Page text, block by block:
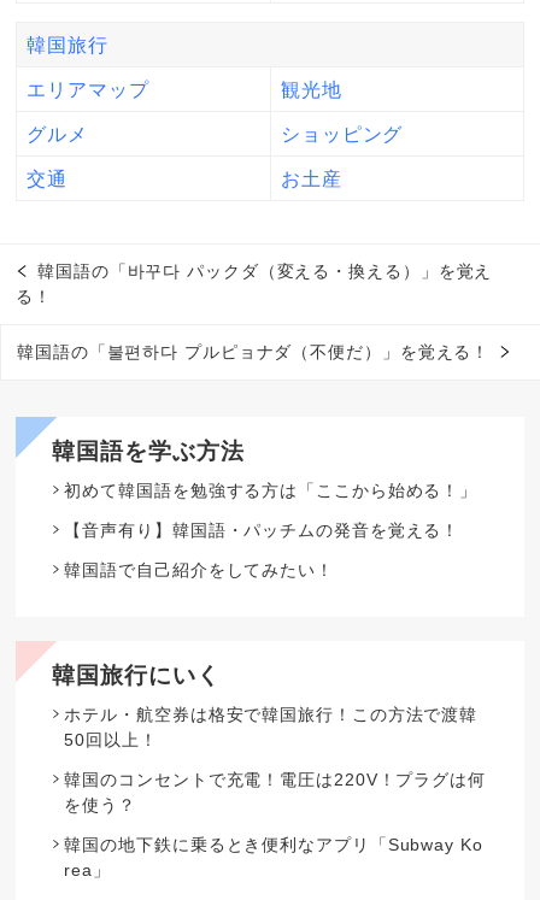
韓国旅行
エリアマップ 観光地
グルメ ショッピング
交通 お土産
韓国語の「바꾸다 パックダ（変える・換える）」を覚え
る！
韓国語の「불편하다 プルピョナダ（不便だ）」を覚える！
韓国語を学ぶ方法
初めて韓国語を勉強する方は「ここから始める！」
【音声有り】韓国語・パッチムの発音を覚える！
韓国語で自己紹介をしてみたい！
韓国旅行にいく
ホテル・航空券は格安で韓国旅行！この方法で渡韓
50回以上！
韓国のコンセントで充電！電圧は220V！プラグは何
を使う？
韓国の地下鉄に乗るとき便利なアプリ「Subway Ko
rea」